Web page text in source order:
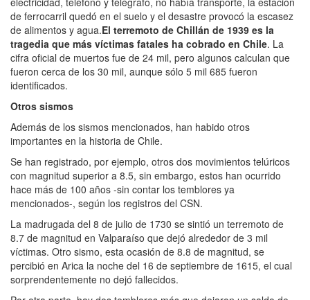
de ferrocarril quedó en el suelo y el desastre provocó la escasez
de alimentos y agua.El terremoto de Chillán de 1939 es la
tragedia que más víctimas fatales ha cobrado en Chile. La
cifra oficial de muertos fue de 24 mil, pero algunos calculan que
fueron cerca de los 30 mil, aunque sólo 5 mil 685 fueron
identificados.
Otros sismos
Además de los sismos mencionados, han habido otros
importantes en la historia de Chile.
Se han registrado, por ejemplo, otros dos movimientos telúricos
con magnitud superior a 8.5, sin embargo, estos han ocurrido
hace más de 100 años -sin contar los temblores ya
mencionados-, según los registros del CSN.
La madrugada del 8 de julio de 1730 se sintió un terremoto de
8.7 de magnitud en Valparaíso que dejó alrededor de 3 mil
víctimas. Otro sismo, esta ocasión de 8.8 de magnitud, se
percibió en Arica la noche del 16 de septiembre de 1615, el cual
sorprendentemente no dejó fallecidos.